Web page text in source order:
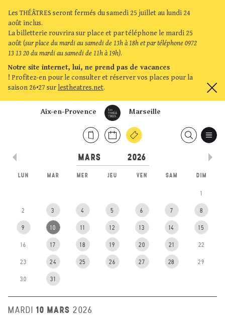
Les THÉÂTRES seront fermés du samedi 25 juillet au lundi 24
août inclus.
La billetterie rouvrira sur place et par téléphone le mardi 25
août (sur place du mardi au samedi de 13h à 18h et par téléphone 0972
13 13 20 du mardi au samedi de 11h à 19h).
Notre site internet, lui, ne prend pas de vacances
! Profitez-en pour le consulter et réserver vos places pour la
saison 26•27 sur lestheatres.net.
Marseille
Aix-en-Provence
LUN MAR MER JEU VEN SAM DIM
1
2 3 4 5 6 7 8
9 10 11 12 13 14 15
16 17 18 19 20 21 22
23 24 25 26 27 28 29
30 31
MARDI 10 MARS 2026